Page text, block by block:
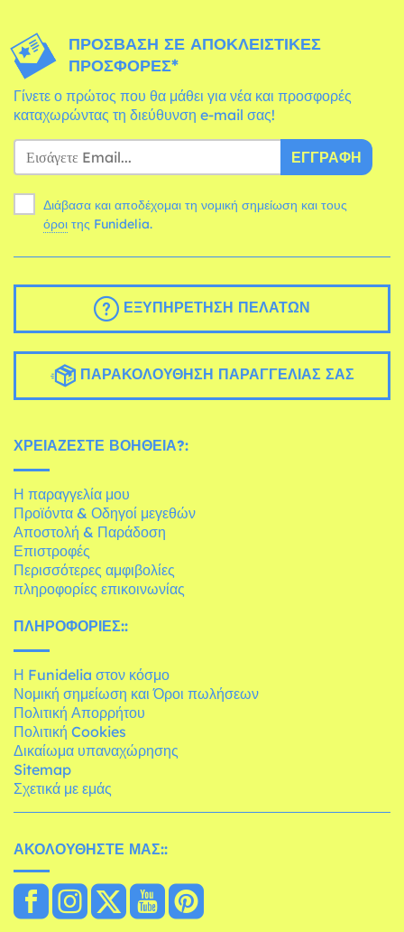
ΠΡΌΣΒΑΣΗ ΣΕ ΑΠΟΚΛΕΙΣΤΙΚΈΣ
ΠΡΟΣΦΟΡΈΣ*
Γίνετε ο πρώτος που θα μάθει για νέα και προσφορές
καταχωρώντας τη διεύθυνση e-mail σας!
ΕΓΓΡΑΦΉ
Διάβασα και αποδέχομαι τη νομική σημείωση και τους
όροι της Funidelia.
ΕΞΥΠΗΡΈΤΗΣΗ ΠΕΛΑΤΏΝ
ΠΑΡΑΚΟΛΟΎΘΗΣΗ ΠΑΡΑΓΓΕΛΊΑΣ ΣΑΣ
ΧΡΕΙΆΖΕΣΤΕ ΒΟΉΘΕΙΑ?:
Η παραγγελία μου
Προϊόντα & Οδηγοί μεγεθών
Αποστολή & Παράδοση
Επιστροφές
Περισσότερες αμφιβολίες
πληροφορίες επικοινωνίας
ΠΛΗΡΟΦΟΡΊΕΣ::
Η Funidelia στον κόσμο
Νομική σημείωση και Όροι πωλήσεων
Πολιτική Απορρήτου
Πολιτική Cookies
Δικαίωμα υπαναχώρησης
Sitemap
Σχετικά με εμάς
ΑΚΟΛΟΥΘΉΣΤΕ ΜΑΣ::